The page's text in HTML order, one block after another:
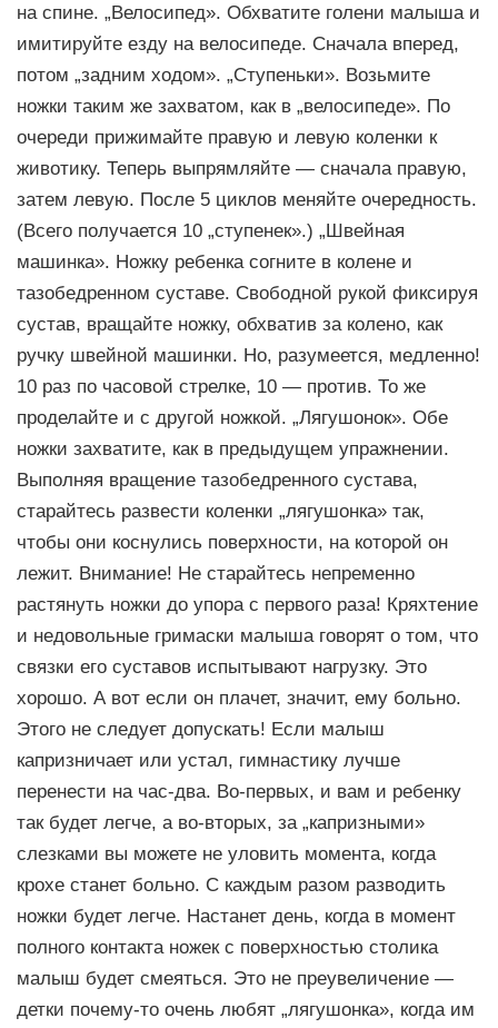
на спине. „Велосипед». Обхватите голени малыша и
имитируйте езду на велосипеде. Сначала вперед,
потом „задним ходом». „Ступеньки». Возьмите
ножки таким же захватом, как в „велосипеде». По
очереди прижимайте правую и левую коленки к
животику. Теперь выпрямляйте — сначала правую,
затем левую. После 5 циклов меняйте очередность.
(Всего получается 10 „ступенек».) „Швейная
машинка». Ножку ребенка согните в колене и
тазобедренном суставе. Свободной рукой фиксируя
сустав, вращайте ножку, обхватив за колено, как
ручку швейной машинки. Но, разумеется, медленно!
10 раз по часовой стрелке, 10 — против. То же
проделайте и с другой ножкой. „Лягушонок». Обе
ножки захватите, как в предыдущем упражнении.
Выполняя вращение тазобедренного сустава,
старайтесь развести коленки „лягушонка» так,
чтобы они коснулись поверхности, на которой он
лежит. Внимание! Не старайтесь непременно
растянуть ножки до упора с первого раза! Кряхтение
и недовольные гримаски малыша говорят о том, что
связки его суставов испытывают нагрузку. Это
хорошо. А вот если он плачет, значит, ему больно.
Этого не следует допускать! Если малыш
капризничает или устал, гимнастику лучше
перенести на час-два. Во-первых, и вам и ребенку
так будет легче, а во-вторых, за „капризными»
слезками вы можете не уловить момента, когда
крохе станет больно. С каждым разом разводить
ножки будет легче. Настанет день, когда в момент
полного контакта ножек с поверхностью столика
малыш будет смеяться. Это не преувеличение —
детки почему-то очень любят „лягушонка», когда им